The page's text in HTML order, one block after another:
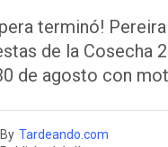
terminó!
de la Cosecha
de agosto con
By Tardeando.com